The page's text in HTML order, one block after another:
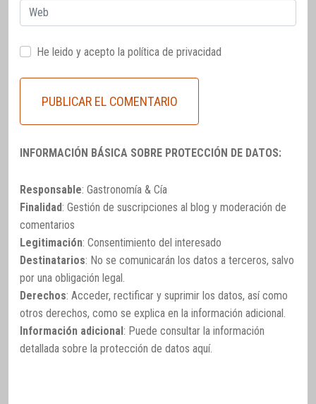
Web
He leido y acepto la política de privacidad
INFORMACIÓN BÁSICA SOBRE PROTECCIÓN DE DATOS:
Responsable: Gastronomía & Cía
Finalidad: Gestión de suscripciones al blog y moderación de
comentarios
Legitimación: Consentimiento del interesado
Destinatarios: No se comunicarán los datos a terceros, salvo
por una obligación legal.
Derechos: Acceder, rectificar y suprimir los datos, así como
otros derechos, como se explica en la información adicional.
Información adicional: Puede consultar la información
detallada sobre la protección de datos aquí.